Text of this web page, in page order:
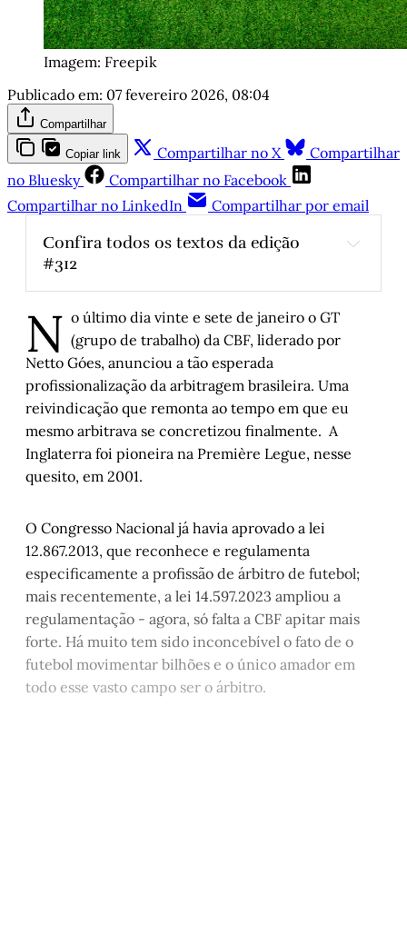
Imagem: Freepik
Publicado em: 07 fevereiro 2026, 08:04
Compartilhar
Copiar link Compartilhar no X
Compartilhar
no Bluesky
Compartilhar no Facebook
Compartilhar no LinkedIn
Compartilhar por email
Confira todos os textos da edição
#312
Os Homens e as Coisas, por José Mário
Neves
Estranhando Paris, por Luís Augusto Fischer
Histórias de Autógrafos: Wim Wenders em
duas fotos de seus filmes, por Carlos
Gerbase
Djalma do Alegrete: “O último abacaxi que
lancei na sociedade de consumo
internacional” – Parte II
Contrato por Temporada
Chagas e Thiana Orth
Lei Rouanet, dados e polarizações , por
Álvaro Magalhães
A medida das coisas humanas – Capítulo II
por Helena Terra
A honestidade de desistir, por Carlos André
N o último dia vinte e sete de janeiro o GT
(grupo de trabalho) da CBF, liderado por
Netto Góes, anunciou a tão esperada
profissionalização da arbitragem brasileira. Uma
reivindicação que remonta ao tempo em que eu
mesmo arbitrava se concretizou finalmente. A
Inglaterra foi pioneira na Première Legue, nesse
quesito, em 2001.
O Congresso Nacional já havia aprovado a lei
12.867.2013, que reconhece e regulamenta
especificamente a profissão de árbitro de futebol;
mais recentemente, a lei 14.597.2023 ampliou a
regulamentação - agora, só falta a CBF apitar mais
forte. Há muito tem sido inconcebível o fato de o
futebol movimentar bilhões e o único amador em
todo esse vasto campo ser o árbitro.